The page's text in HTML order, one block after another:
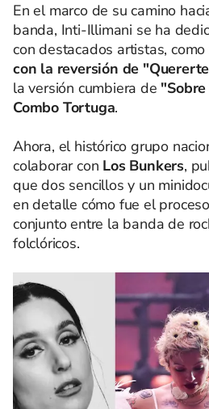
En el marco de su camino
banda, Inti-Illimani se ha
con destacados artistas,
con la reversión de
la versión cumbiera de
Combo Tortuga.
Ahora, el histórico grupo
colaborar con Los Bunkers,
que dos sencillos y un
en detalle cómo fue el
conjunto entre la banda de
folclóricos.